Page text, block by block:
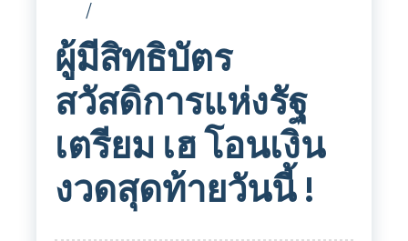
ผู้มีสิทธิบัตร
สวัสดิการแห่งรัฐ
เตรียม เฮ โอนเงิน
งวดสุดท้ายวันนี้ !